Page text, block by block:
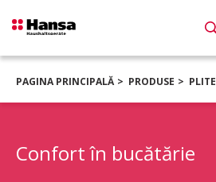
PAGINA PRINCIPALĂ PRODUSE PLITE
Confort în bucătărie